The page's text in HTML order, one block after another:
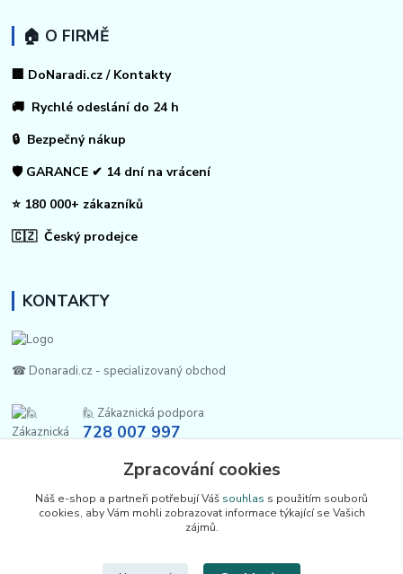
🏠 O FIRMĚ
🏢 DoNaradi.cz / Kontakty
🚚 Rychlé odeslání do 24 h
🔒 Bezpečný nákup
🛡️ GARANCE ✔ 14 dní na vrácení
⭐ 180 000+ zákazníků
🇨🇿 Český prodejce
KONTAKTY
☎ Donaradi.cz - specializovaný obchod
🙋 Zákaznická podpora
728 007 997
Zpracování cookies
Náš e-shop a partneři potřebují Váš souhlas s použitím souborů
cookies, aby Vám mohli zobrazovat informace týkající se Vašich
zájmů.